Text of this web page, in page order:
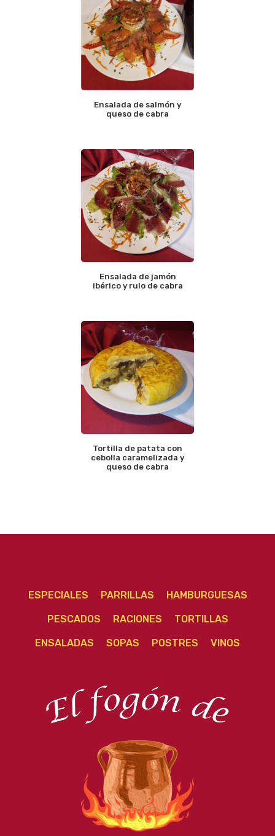
Ensalada de salmón y
queso de cabra
Ensalada de jamón
ibérico y rulo de cabra
Tortilla de patata con
cebolla caramelizada y
queso de cabra
ESPECIALES PARRILLAS HAMBURGUESAS
PESCADOS RACIONES TORTILLAS
ENSALADAS SOPAS POSTRES VINOS